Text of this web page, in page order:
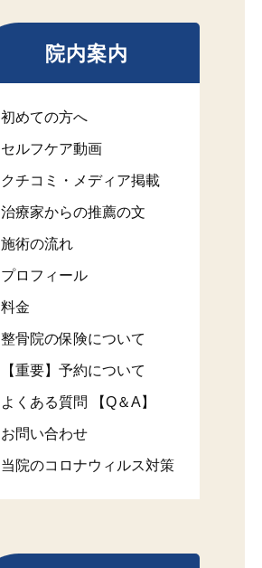
院内案内
初めての方へ
セルフケア動画
クチコミ・メディア掲載
治療家からの推薦の文
施術の流れ
プロフィール
料金
整骨院の保険について
【重要】予約について
よくある質問 【Q＆A】
お問い合わせ
当院のコロナウィルス対策